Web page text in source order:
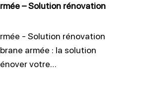
– Solution rénovation
- Solution rénovation
armée : la solution
votre…